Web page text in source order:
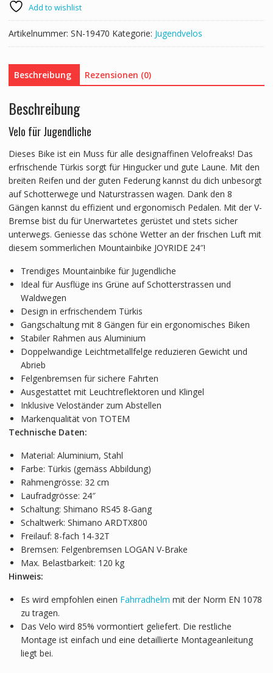
türkis
Menge
Add to wishlist
Artikelnummer: SN-19470 Kategorie: Jugendvelos
Beschreibung Rezensionen (0)
Beschreibung
Velo für Jugendliche
Dieses Bike ist ein Muss für alle designaffinen Velofreaks! Das
erfrischende Türkis sorgt für Hingucker und gute Laune. Mit den
breiten Reifen und der guten Federung kannst du dich unbesorgt
auf Schotterwege und Naturstrassen wagen. Dank den 8
Gängen kannst du effizient und ergonomisch Pedalen. Mit der V-
Bremse bist du für Unerwartetes gerüstet und stets sicher
unterwegs. Geniesse das schöne Wetter an der frischen Luft mit
diesem sommerlichen Mountainbike JOYRIDE 24″!
Trendiges Mountainbike für Jugendliche
Ideal für Ausflüge ins Grüne auf Schotterstrassen und
Waldwegen
Design in erfrischendem Türkis
Gangschaltung mit 8 Gängen für ein ergonomisches Biken
Stabiler Rahmen aus Aluminium
Doppelwandige Leichtmetallfelge reduzieren Gewicht und
Abrieb
Felgenbremsen für sichere Fahrten
Ausgestattet mit Leuchtreflektoren und Klingel
Inklusive Veloständer zum Abstellen
Markenqualität von TOTEM
Technische Daten:
Material: Aluminium, Stahl
Farbe: Türkis (gemäss Abbildung)
Rahmengrösse: 32 cm
Laufradgrösse: 24″
Schaltung: Shimano RS45 8-Gang
Schaltwerk: Shimano ARDTX800
Freilauf: 8-fach 14-32T
Bremsen: Felgenbremsen LOGAN V-Brake
Max. Belastbarkeit: 120 kg
Hinweis:
Es wird empfohlen einen Fahrradhelm mit der Norm EN 1078
zu tragen.
Das Velo wird 85% vormontiert geliefert. Die restliche
Montage ist einfach und eine detaillierte Montageanleitung
liegt bei.